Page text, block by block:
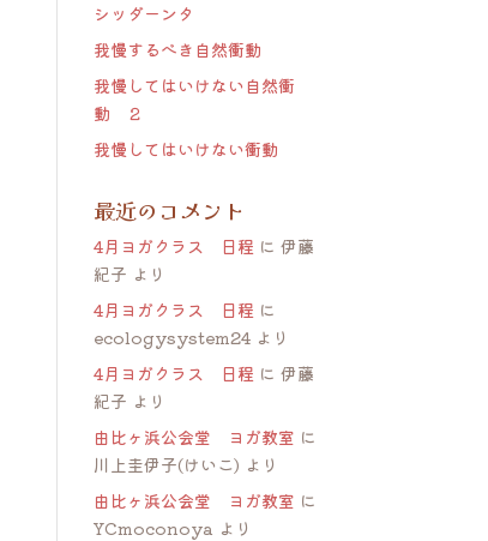
シッダーンタ
我慢するべき自然衝動
我慢してはいけない自然衝
動 ２
我慢してはいけない衝動
最近のコメント
4月ヨガクラス 日程 に伊藤
紀子 より
4月ヨガクラス 日程 に
ecologysystem24 より
4月ヨガクラス 日程 に伊藤
紀子 より
由比ヶ浜公会堂 ヨガ教室 に
川上圭伊子(けいこ) より
由比ヶ浜公会堂 ヨガ教室 に
YCmoconoya より